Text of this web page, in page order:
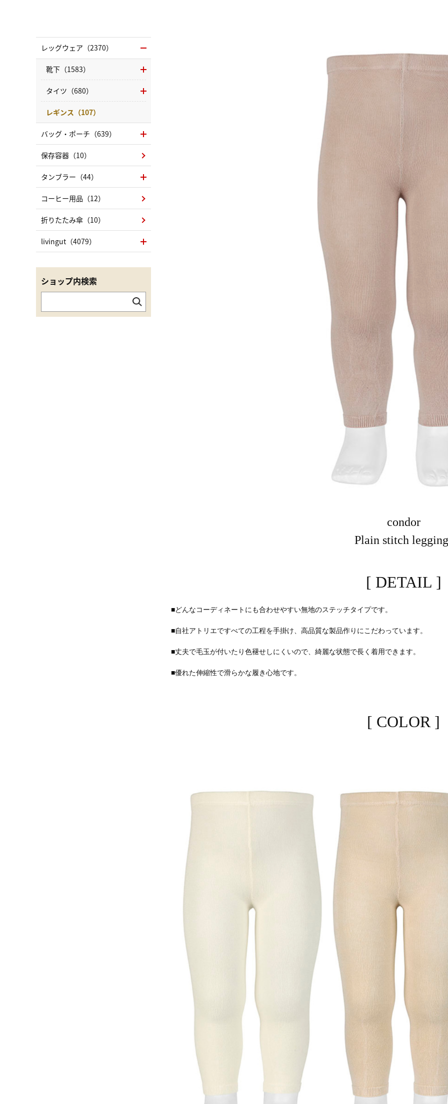
condor
Plain stitch
[ DETAIL ]
■どんなコーディネートにも合わせやすい無地のステッチタイプです。
■自社アトリエですべての工程を手掛け、高品質な製品作りにこだわっています。
■丈夫で毛玉が付いたり色褪せしにくいので、綺麗な状態で長く着用できます。
■優れた伸縮性で滑らかな履き心地です。
[ COLOR ]
レッグウェア（2370）
靴下（1583）
タイツ（680）
レギンス（107）
バッグ・ポーチ（639）
保存容器（10）
タンブラー（44）
コーヒー用品（12）
折りたたみ傘（10）
livingut（4079）
ショップ内検索